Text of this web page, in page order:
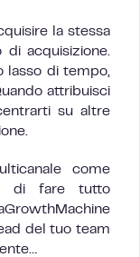
la stessa
acquisizione.
lasso di tempo,
attribuisci
su altre
come
di fare tutto
del tuo team